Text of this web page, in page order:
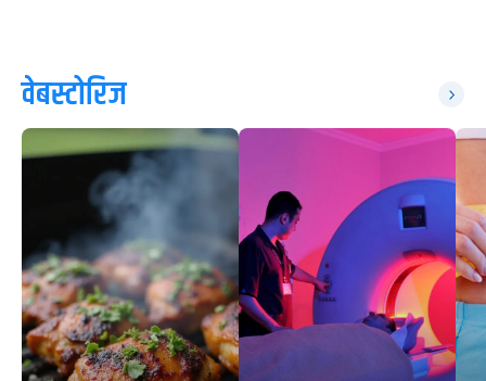
वेबस्टोरिज